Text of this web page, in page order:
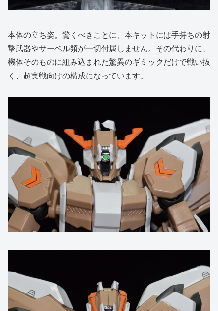
本体の立ち姿。驚くべきことに、本キットには手持ちの射
撃武器やサーベル類が一切付属しません。その代わりに、
機体そのものに組み込まれた驚異のギミックだけで戦い抜
く、超実戦向けの構成になっています。